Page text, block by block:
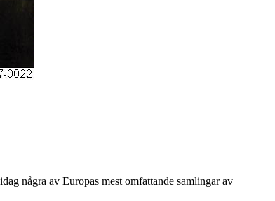
några av Europas mest omfattande samlingar av